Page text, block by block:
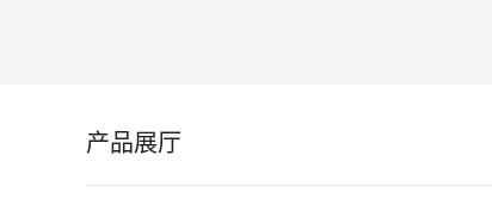
产品展厅